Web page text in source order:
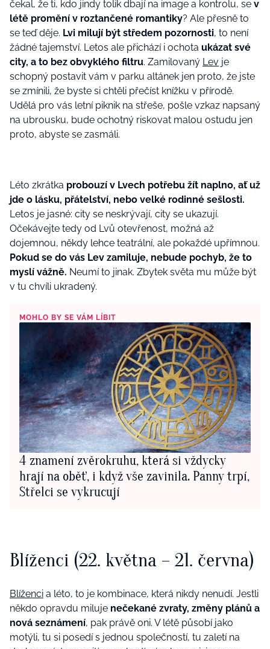
čekal, že ti, kdo jindy tolik dbají na image a kontrolu, se v
létě promění v roztančené romantiky? Ale přesně to
se teď děje. Lvi milují být středem pozornosti, to není
žádné tajemství. Letos ale přichází i ochota ukázat své
city, a to bez obvyklého filtru. Zamilovaný Lev je
schopný postavit vám v parku altánek jen proto, že jste
se zmínili, že byste si chtěli přečíst knížku v přírodě.
Udělá pro vás letní piknik na střeše, pošle vzkaz napsaný
na ubrousku, bude ochotný riskovat malou ostudu jen
proto, abyste se zasmáli.
Léto zkrátka probouzí v Lvech potřebu žít naplno, ať už
jde o lásku, přátelství, nebo velké rodinné sešlosti.
Letos je jasné: city se neskrývají, city se ukazují.
Očekávejte tedy od Lvů otevřenost, možná až
dojemnou, někdy lehce teatrální, ale pokaždé upřímnou.
Pokud se do vás Lev zamiluje, nebude pochyb, že to
myslí vážně. Neumí to jinak. Zbytek světa mu může být
v tu chvíli ukradený.
MOHLO BY SE VÁM LÍBIT
4 znamení zvěrokruhu, která si vždycky
hrají na oběť, i když vše zavinila. Panny trpí,
Střelci se vykrucují
Blíženci (22. května – 21. června)
Blíženci a léto, to je kombinace, která nikdy nenudí. Jestli
někdo opravdu miluje nečekané zvraty, změny plánů a
nová seznámení, pak právě oni. V létě působí jako
motýli, tu si posedí s jednou společností, tu zaletí na